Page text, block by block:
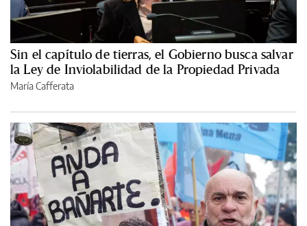
Sin el capítulo de tierras, el Gobierno busca salvar
la Ley de Inviolabilidad de la Propiedad Privada
María Cafferata